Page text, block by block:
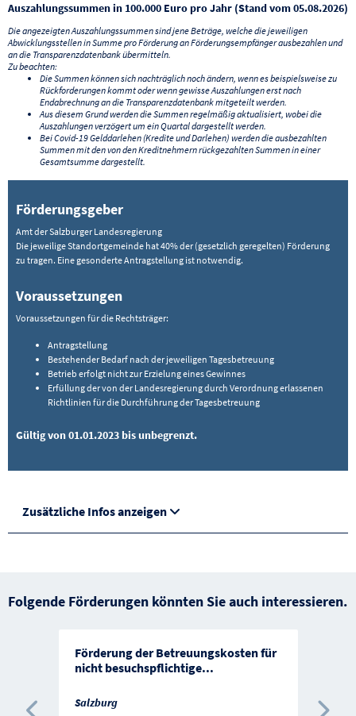
Auszahlungssummen in 100.000 Euro pro Jahr (Stand vom 05.08.2026)
Die angezeigten Auszahlungssummen sind jene Beträge, welche die jeweiligen
Abwicklungsstellen in Summe pro Förderung an Förderungsempfänger ausbezahlen und
an die Transparenzdatenbank übermitteln.
Zu beachten:
Die Summen können sich nachträglich noch ändern, wenn es beispielsweise zu
Rückforderungen kommt oder wenn gewisse Auszahlungen erst nach
Endabrechnung an die Transparenzdatenbank mitgeteilt werden.
Aus diesem Grund werden die Summen regelmäßig aktualisiert, wobei die
Auszahlungen verzögert um ein Quartal dargestellt werden.
Bei Covid-19 Gelddarlehen (Kredite und Darlehen) werden die ausbezahlten
Summen mit den von den Kreditnehmern rückgezahlten Summen in einer
Gesamtsumme dargestellt.
Förderungsgeber
Amt der Salzburger Landesregierung
Die jeweilige Standortgemeinde hat 40% der (gesetzlich geregelten) Förderung
zu tragen. Eine gesonderte Antragstellung ist notwendig.
Voraussetzungen
Voraussetzungen für die Rechtsträger:
Antragstellung
Bestehender Bedarf nach der jeweiligen Tagesbetreuung
Betrieb erfolgt nicht zur Erzielung eines Gewinnes
Erfüllung der von der Landesregierung durch Verordnung erlassenen
Richtlinien für die Durchführung der Tagesbetreuung
Gültig von 01.01.2023 bis unbegrenzt.
Zusätzliche Infos anzeigen
Folgende Förderungen könnten Sie auch interessieren.
Förderung der Betreuungskosten für
nicht besuchspflichtige...
Salzburg